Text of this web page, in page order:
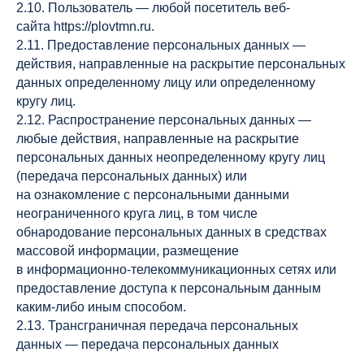
2.10. Пользователь — любой посетитель веб-
сайта https://plovtmn.ru.
2.11. Предоставление персональных данных —
действия, направленные на раскрытие персональных
данных определенному лицу или определенному
кругу лиц.
2.12. Распространение персональных данных —
любые действия, направленные на раскрытие
персональных данных неопределенному кругу лиц
(передача персональных данных) или
на ознакомление с персональными данными
неограниченного круга лиц, в том числе
обнародование персональных данных в средствах
массовой информации, размещение
в информационно-телекоммуникационных сетях или
предоставление доступа к персональным данным
каким-либо иным способом.
2.13. Трансграничная передача персональных
данных — передача персональных данных